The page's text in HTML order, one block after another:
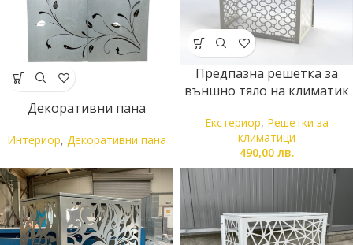
Декоративни пана
Интериор, Декоративни пана
Предпазна решетка за
външно тяло на климатик
Екстериор, Решетки за
климатици
490,00 лв.